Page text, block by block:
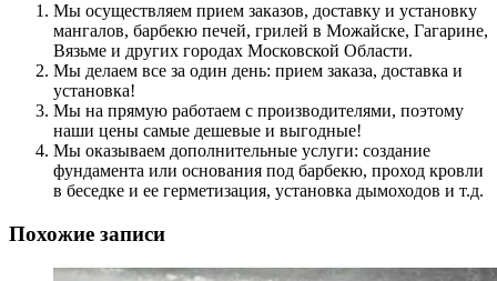
Мы осуществляем прием заказов, доставку и установку
мангалов, барбекю печей, грилей в Можайске, Гагарине,
Вязьме и других городах Московской Области.
Мы делаем все за один день: прием заказа, доставка и
установка!
Мы на прямую работаем с производителями, поэтому
наши цены самые дешевые и выгодные!
Мы оказываем дополнительные услуги: создание
фундамента или основания под барбекю, проход кровли
в беседке и ее герметизация, установка дымоходов и т.д.
Похожие записи